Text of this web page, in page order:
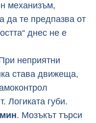
механизъм,
да те предпазва от
днес не е
неприятни
става движеща,
Логиката губи.
. Мозъкът търси